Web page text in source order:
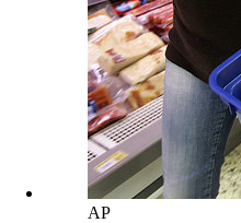
AP